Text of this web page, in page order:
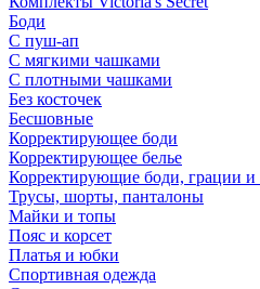
Боди
С пуш-ап
С мягкими чашками
С плотными чашками
Без косточек
Бесшовные
Корректирующее боди
Корректирующее белье
Корректирующие боди, грации
Трусы, шорты, панталоны
Майки и топы
Пояс и корсет
Платья и юбки
Спортивная одежда